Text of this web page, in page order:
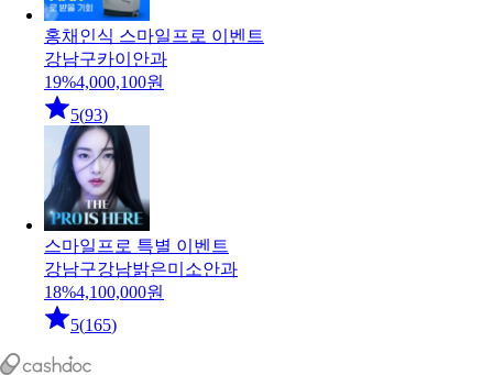
홍채인식 스마일프로 이벤트
강남구카이안과
19%4,000,100원
5(93)
스마일프로 특별 이벤트
강남구강남밝은미소안과
18%4,100,000원
5(165)